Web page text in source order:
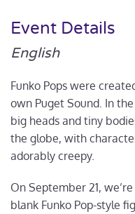
Event Details
English
Funko Pops were
own Puget Sound. In
big heads and tiny
the globe, with
adorably creepy.
On September 21,
blank Funko Pop-style